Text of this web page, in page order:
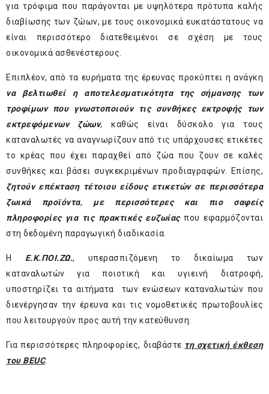
για τρόφιμα που παράγονται με υψηλότερα πρότυπα καλής
διαβίωσης των ζώων, με τους οικονομικά ευκατάστατους να
είναι περισσότερο διατεθειμένοι σε σχέση με τους
οικονομικά ασθενέστερους.
Επιπλέον, από τα ευρήματα της έρευνας προκύπτει η ανάγκη
να βελτιωθεί η αποτελεσματικότητα της σήμανσης των
τροφίμων που γνωστοποιούν τις συνθήκες εκτροφής των
εκτρεφόμενων ζώων, καθώς είναι δύσκολο για τους
καταναλωτές να αναγνωρίζουν από τις υπάρχουσες ετικέτες
το κρέας που έχει παραχθεί από ζώα που ζουν σε καλές
συνθήκες και βάσει συγκεκριμένων προδιαγραφών. Επίσης,
ζητούν επέκταση τέτοιου είδους ετικετών σε περισσότερα
ζωικά προϊόντα, με περισσότερες και πιο σαφείς
πληροφορίες για τις πρακτικές ευζωίαςπου εφαρμόζονται
στη δεδομένη παραγωγική διαδικασία.
Η Ε.Κ.ΠΟΙ.ΖΩ., υπερασπιζόμενη το δικαίωμα των
καταναλωτών για ποιοτική και υγιεινή διατροφή,
υποστηρίζει τα αιτήματα των ενώσεων καταναλωτών που
διενέργησαν την έρευνα και τις νομοθετικές πρωτοβουλίες
που λειτουργούν προς αυτή την κατεύθυνση.
Για περισσότερες πληροφορίες, διαβάστε τη σχετική έκθεση
του BEUC.